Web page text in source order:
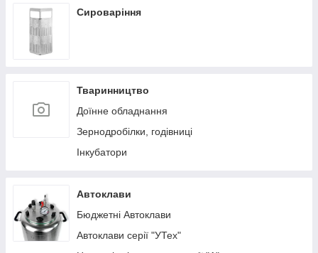
Сироваріння
Тваринництво
Доїнне обладнання
Зернодробілки, годівниці
Інкубатори
Автоклави
Бюджетні Автоклави
Автоклави серії "УТех"